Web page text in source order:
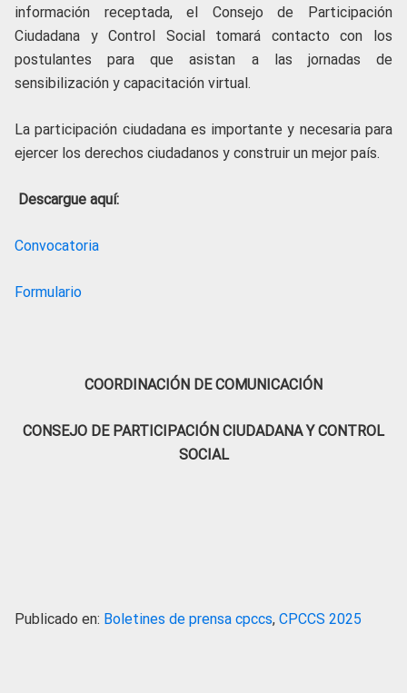
información receptada, el Consejo de Participación
Ciudadana y Control Social tomará contacto con los
postulantes para que asistan a las jornadas de
sensibilización y capacitación virtual.
La participación ciudadana es importante y necesaria para
ejercer los derechos ciudadanos y construir un mejor país.
Descargue aquí:
Convocatoria
Formulario
COORDINACIÓN DE COMUNICACIÓN
CONSEJO DE PARTICIPACIÓN CIUDADANA Y CONTROL
SOCIAL
Publicado en: Boletines de prensa cpccs, CPCCS 2025